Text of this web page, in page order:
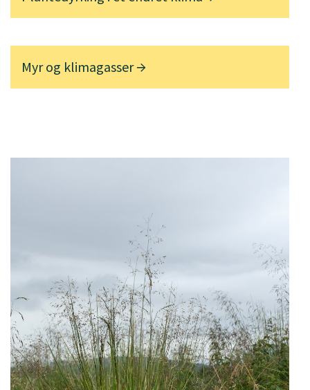
Myr og klimagasser